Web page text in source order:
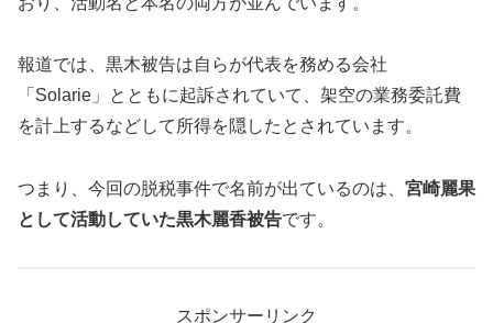
報道では、黒木被告は自らが代表を務める会社
「Solarie」とともに起訴されていて、架空の業務委託費
を計上するなどして所得を隠したとされています。
つまり、今回の脱税事件で名前が出ているのは、 宮崎麗果
として活動していた黒木麗香被告です。
スポンサーリンク